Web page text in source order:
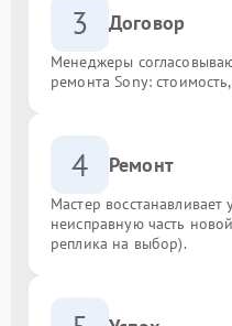
3 Договор
Менеджеры
ремонта Sony:
4 Ремонт
Мастер восстанавливает
неисправную часть
реплика на выбор).